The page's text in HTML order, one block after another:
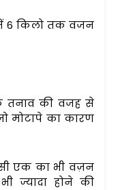
में 6 किलो तक वजन
तनाव की वजह से
मोटापे का कारण
एक का भी वज़न
ज्यादा होने की